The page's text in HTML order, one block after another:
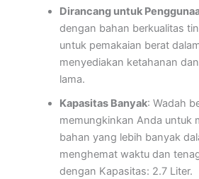
Dirancang untuk
dengan bahan berkualitas
untuk pemakaian berat
menyediakan ketahanan
lama.
Kapasitas Banyak: Wadah
memungkinkan Anda untuk
bahan yang lebih banyak
menghemat waktu dan
dengan Kapasitas: 2.7 Liter.